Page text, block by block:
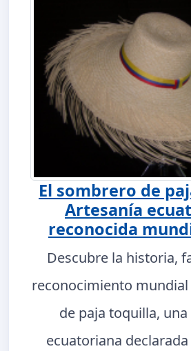
El sombrero de
Artesanía
reconocida
Descubre la historia,
reconocimiento
de paja toquilla,
ecuatoriana